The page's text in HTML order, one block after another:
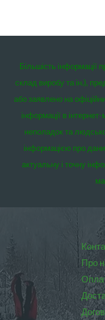
Більшість інформації
склад виробу та ін.),
або заявлено на
інформації в інтернет-
неполадок та
інформацією про
актуальну і точну
Про